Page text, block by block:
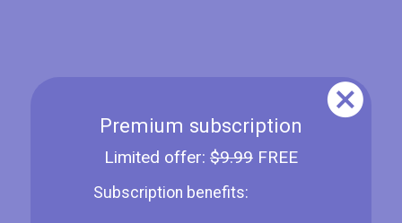
Premium subscription
Limited offer: $9.99FREE
Subscription benefits: